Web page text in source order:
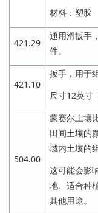
材料：塑胶
421.29
通用滑扳手
件。
421.10
扳手，用于
尺寸12英寸
504.00
蒙赛尔土壤
田间土壤的
域内土壤的
这可能会影
地、适合种
其他用途。